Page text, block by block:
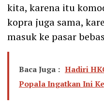
kita, karena itu
kopra juga sama,
masuk ke pasar
Baca Juga : Hadiri
Popala Ingatkan Ini